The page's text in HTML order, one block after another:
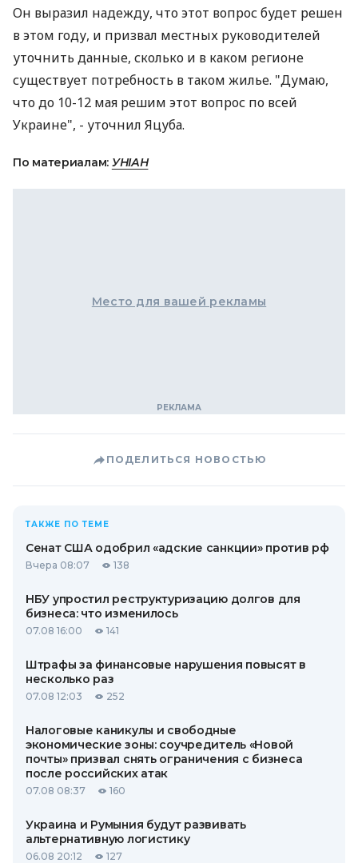
Он выразил надежду, что этот вопрос будет решен
в этом году, и призвал местных руководителей
уточнить данные, сколько и в каком регионе
существует потребность в таком жилье. "Думаю,
что до 10-12 мая решим этот вопрос по всей
Украине", - уточнил Яцуба.
По материалам: УНІАН
Место для вашей рекламы
ПОДЕЛИТЬСЯ НОВОСТЬЮ
ТАКЖЕ ПО ТЕМЕ
Сенат США одобрил «адские санкции» против рф
Вчера 08:07 138
НБУ упростил реструктуризацию долгов для
бизнеса: что изменилось
07.08 16:00 141
Штрафы за финансовые нарушения повысят в
несколько раз
07.08 12:03 252
Налоговые каникулы и свободные
экономические зоны: соучредитель «Новой
почты» призвал снять ограничения с бизнеса
после российских атак
07.08 08:37 160
Украина и Румыния будут развивать
альтернативную логистику
06.08 20:12 127